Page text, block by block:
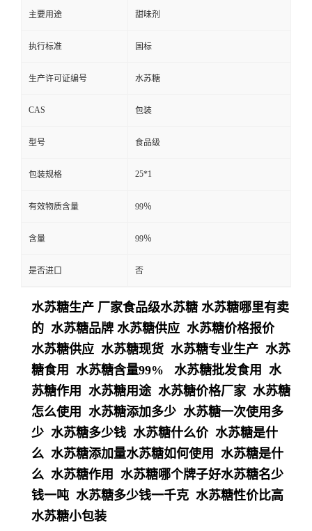
主要用途 甜味剂
执行标准 国标
生产许可证编号 水苏糖
CAS 包装
型号 食品级
包装规格 25*1
有效物质含量 99％
含量 99％
是否进口 否
水苏糖生产 厂家食品级水苏糖 水苏糖哪里有卖
的 水苏糖品牌 水苏糖供应 水苏糖价格报价
水苏糖供应 水苏糖现货 水苏糖专业生产 水苏
糖食用 水苏糖含量99% 水苏糖批发食用 水
苏糖作用 水苏糖用途 水苏糖价格厂家 水苏糖
怎么使用 水苏糖添加多少 水苏糖一次使用多
少 水苏糖多少钱 水苏糖什么价 水苏糖是什
么 水苏糖添加量水苏糖如何使用 水苏糖是什
么 水苏糖作用 水苏糖哪个牌子好水苏糖名少
钱一吨 水苏糖多少钱一千克 水苏糖性价比高
水苏糖小包装